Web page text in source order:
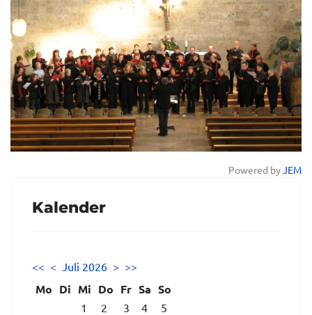
Powered by JEM
Kalender
<< < Juli 2026 > >>
Mo Di Mi Do Fr Sa So
1 2 3 4
5